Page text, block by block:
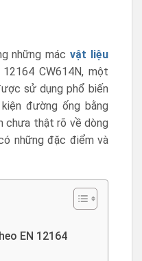
những mácvật liệu
CW614N, một
sử dụng phổ biến
đường ống bằng
chưa thật rõ về dòng
những đặc điểm và
EN 12164